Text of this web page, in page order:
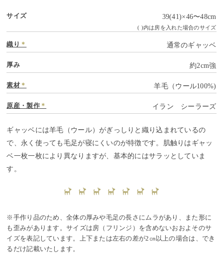
サイズ 39(41)×46〜48cm
( )内は房を入れた場合のサイズ
織り ＊ 通常のギャッベ
厚み 約2cm強
素材 ＊ 羊毛（ウール100%)
原産・製作＊ イラン シーラーズ
ギャッベには羊毛（ウール）がぎっしりと織り込まれているの
で、永く使っても毛足が寝にくいのが特徴です。肌触りはギャッ
ベ一枚一枚により異なりますが、基本的にはサラッとしていま
す。
※手作り品のため、全体の厚みや毛足の長さにムラがあり、また形に
も歪みがあります。サイズは房（フリンジ）を含めないおおよそのサ
イズを表記しています。上下または左右の差が2㎝以上の場合は、でき
るだけ記載いたします。